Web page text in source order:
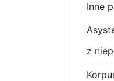
Inne
z